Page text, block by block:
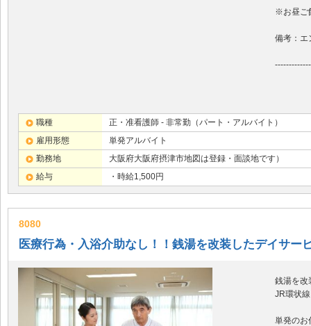
※お昼ご
備考：エ
職種
正・准看護師 - 非常勤（パート・アルバイト）
雇用形態
単発アルバイト
勤務地
大阪府大阪府摂津市地図は登録・面談地です）
給与
・時給1,500円
8080
医療行為・入浴介助なし！！銭湯を改装したデイサー
銭湯を改
JR環状
単発のお